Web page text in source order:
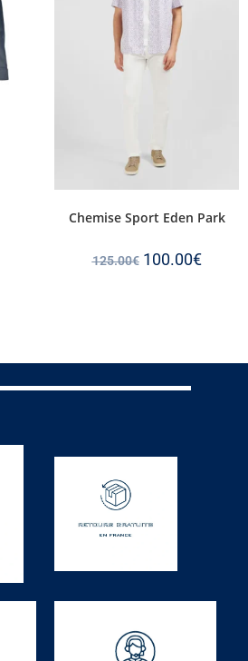
Chemise Sport Eden Park
125.00€ 100.00€